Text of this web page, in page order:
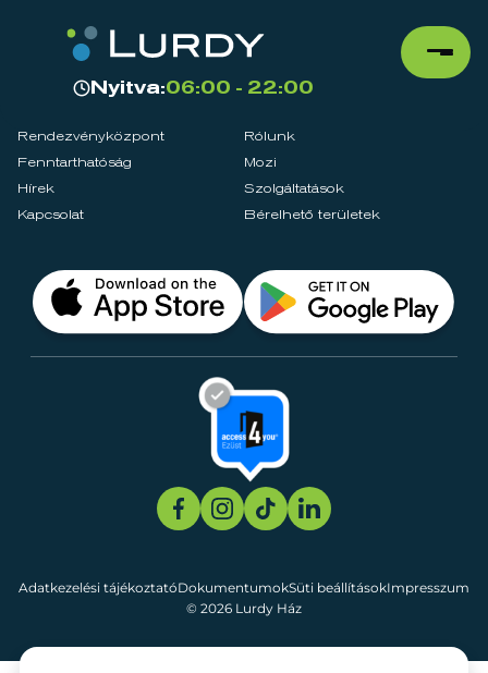
Nyitva:06:00 - 22:00
Rendezvényközpont
Rólunk
Fenntarthatóság
Mozi
Hírek
Szolgáltatások
Kapcsolat
Bérelhető területek
© 2026 Lurdy Ház
Adatkezelési tájékoztatóDokumentumokSüti beállításokImpresszum